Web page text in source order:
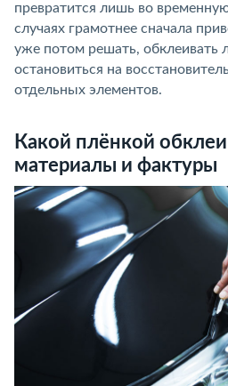
превратится лишь во
случаях грамотнее сначала
уже потом решать, обклеивать
остановиться на
отдельных элементов.
Какой плёнкой
материалы и фактуры